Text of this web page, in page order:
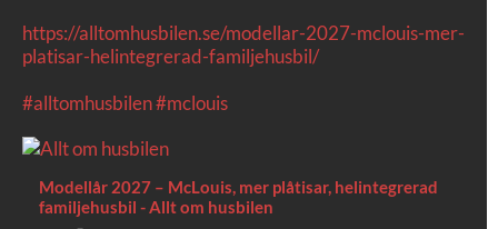
https://alltomhusbilen.se/modellar-2027-mclouis-mer-
platisar-helintegrerad-familjehusbil/
#alltomhusbilen#mclouis
Modellår 2027 – McLouis, mer plåtisar, helintegrerad
familjehusbil - Allt om husbilen